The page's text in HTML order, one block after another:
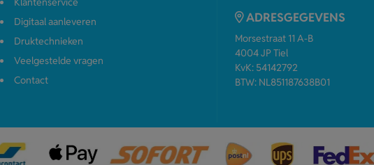
Digitaal aanleveren
Druktechnieken
Veelgestelde vragen
Contact
ADRESGEGEVENS
Morsestraat 11 A-B
4004 JP Tiel
KvK: 54142792
BTW: NL851187638B01